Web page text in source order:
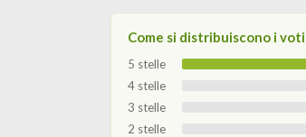
Come si distribuiscono i voti
5 stelle
4 stelle
3 stelle
2 stelle